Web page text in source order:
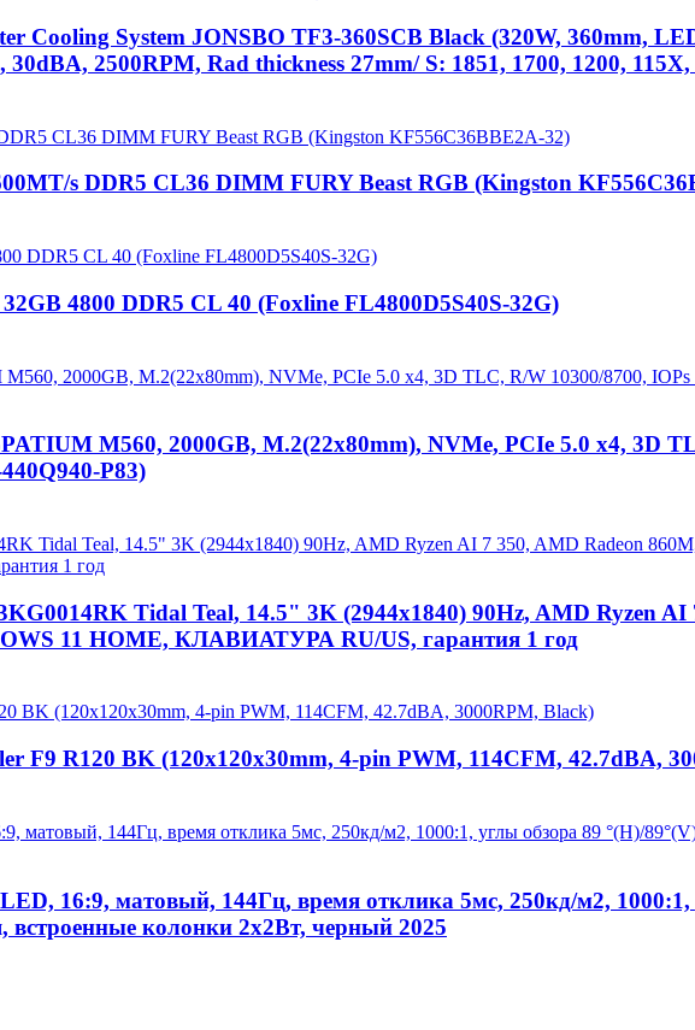
Cooling System JONSBO TF3-360SCB Black (320W, 360mm,
2500RPM, Rad thickness 27mm/ S: 1851, 1700, 1200,
s DDR5 CL36 DIMM FURY Beast RGB (Kingston
4800 DDR5 CL 40 (Foxline FL4800D5S40S-32G)
M560, 2000GB, M.2(22x80mm), NVMe, PCIe 5.0 x4, 3D
P83)
Tidal Teal, 14.5" 3K (2944x1840) 90Hz, AMD Ryzen
11 HOME, КЛАВИАТУРА RU/US, гарантия 1 год
F9 R120 BK (120x120x30mm, 4-pin PWM, 114CFM, 42.7dBA,
16:9, матовый, 144Гц, время отклика 5мс, 250кд/м2,
колонки 2х2Вт, черный 2025